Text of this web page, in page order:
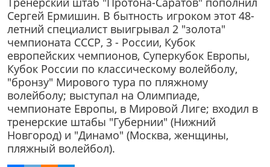
Сергей Ермишин. В бытность игроком этот 48-
летний специалист выигрывал 2 "золота"
чемпионата СССР, 3 - России, Кубок
европейских чемпионов, Суперкубок Европы,
Кубок России по классическому волейболу,
"бронзу" Мирового тура по пляжному
волейболу; выступал на Олимпиаде,
чемпионате Европы, в Мировой Лиге; входил в
тренерские штабы "Губернии" (Нижний
Новгород) и "Динамо" (Москва, женщины,
пляжный волейбол).